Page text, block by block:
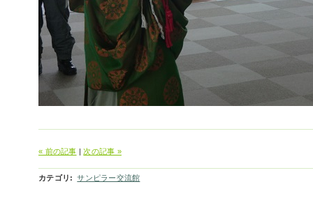
« 前の記事 |次の記事 »
カテゴリ : サンピラー交流館